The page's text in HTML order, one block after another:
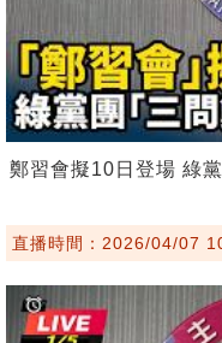
鄭習會擬10日登場 綠
直播時間：2026/04/07